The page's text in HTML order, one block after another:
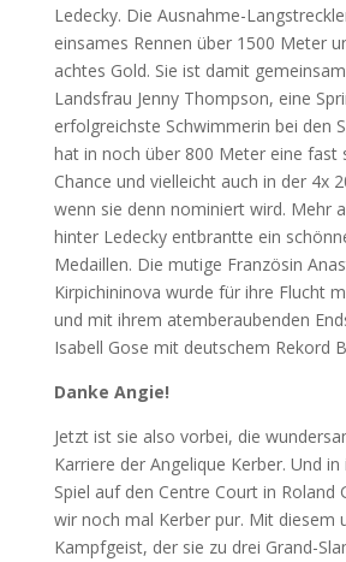
Ledecky. Die Ausnahme-
einsames Rennen über 1500 Meter
achtes Gold. Sie ist damit
Landsfrau Jenny Thompson, eine
erfolgreichste Schwimmerin bei den
hat in noch über 800 Meter eine fast
Chance und vielleicht auch in der 4x
wenn sie denn nominiert wird. Mehr
hinter Ledecky entbrantte ein
Medaillen. Die mutige Französin
Kirpichininova wurde für ihre Flucht
und mit ihrem atemberaubenden
Isabell Gose mit deutschem Rekord
Danke Angie!
Jetzt ist sie also vorbei, die
Karriere der Angelique Kerber. Und
Spiel auf den Centre Court in Roland
wir noch mal Kerber pur. Mit diesem
Kampfgeist, der sie zu drei Grand-